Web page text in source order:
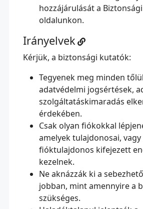
hozzájárulását a
oldalunkon.
Irányelvek
Kérjük, a biztonsági kutatók:
Tegyenek meg minden
adatvédelmi jogsértések,
szolgáltatáskimaradás
érdekében.
Csak olyan fiókokkal
amelyek tulajdonosai,
fióktulajdonos kifejezett
kezelnek.
Ne aknázzák ki a
jobban, mint amennyire a
szükséges.